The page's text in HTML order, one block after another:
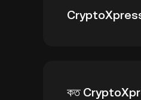
CryptoXpress
কত